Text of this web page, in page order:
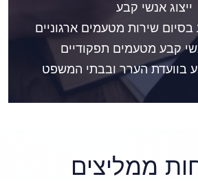
ייצוג אנשי קבע
בסיום שירות מטעמים ארגוניים
קבע מטעמים תפקודיים
בוועדת הערר ובבתי המשפט
ממליצים